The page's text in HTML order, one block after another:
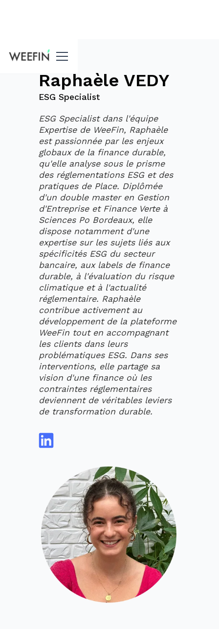
Blog
Raphaèle VEDY
ESG Specialist
ESG Specialist dans l'équipe
Expertise de WeeFin, Raphaèle
est passionnée par les enjeux
globaux de la finance durable,
qu'elle analyse sous le prisme
des réglementations ESG et des
pratiques de Place. Diplômée
d'un double master en Gestion
d'Entreprise et Finance Verte à
Sciences Po Bordeaux, elle
dispose notamment d'une
expertise sur les sujets liés aux
spécificités ESG du secteur
bancaire, aux labels de finance
durable, à l'évaluation du risque
climatique et à l'actualité
réglementaire. Raphaèle
contribue activement au
développement de la plateforme
WeeFin tout en accompagnant
les clients dans leurs
problématiques ESG. Dans ses
interventions, elle partage sa
vision d'une finance où les
contraintes réglementaires
deviennent de véritables leviers
de transformation durable.